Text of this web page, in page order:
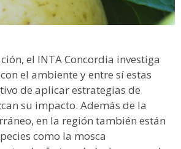
el INTA Concordia investiga
el ambiente y entre sí estas
de aplicar estrategias de
su impacto. Además de la
en la región también están
como la mosca